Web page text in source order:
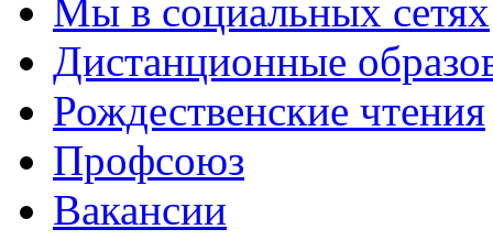
Мы в социальных сетях
Дистанционные
Рождественские чтения
Профсоюз
Вакансии